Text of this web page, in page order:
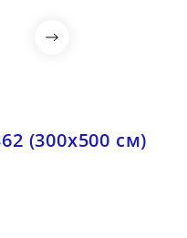
(300х500 см)